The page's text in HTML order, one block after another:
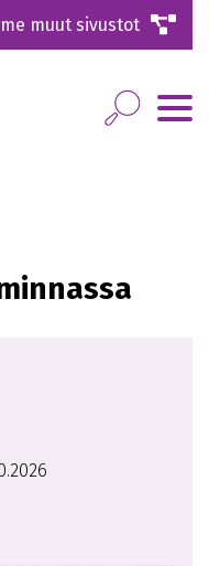
muut sivustot